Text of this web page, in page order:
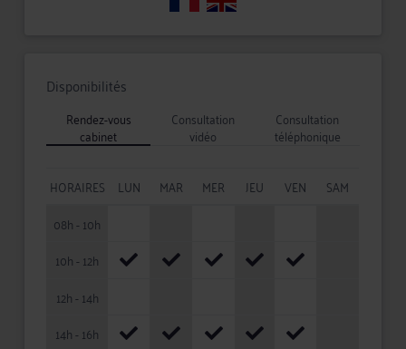
Disponibilités
Rendez-vous
cabinet
Consultation
vidéo
Consultation
téléphonique
HORAIRES LUN MAR MER JEU VEN
SAM
08h - 10h
10h - 12h
12h - 14h
14h - 16h